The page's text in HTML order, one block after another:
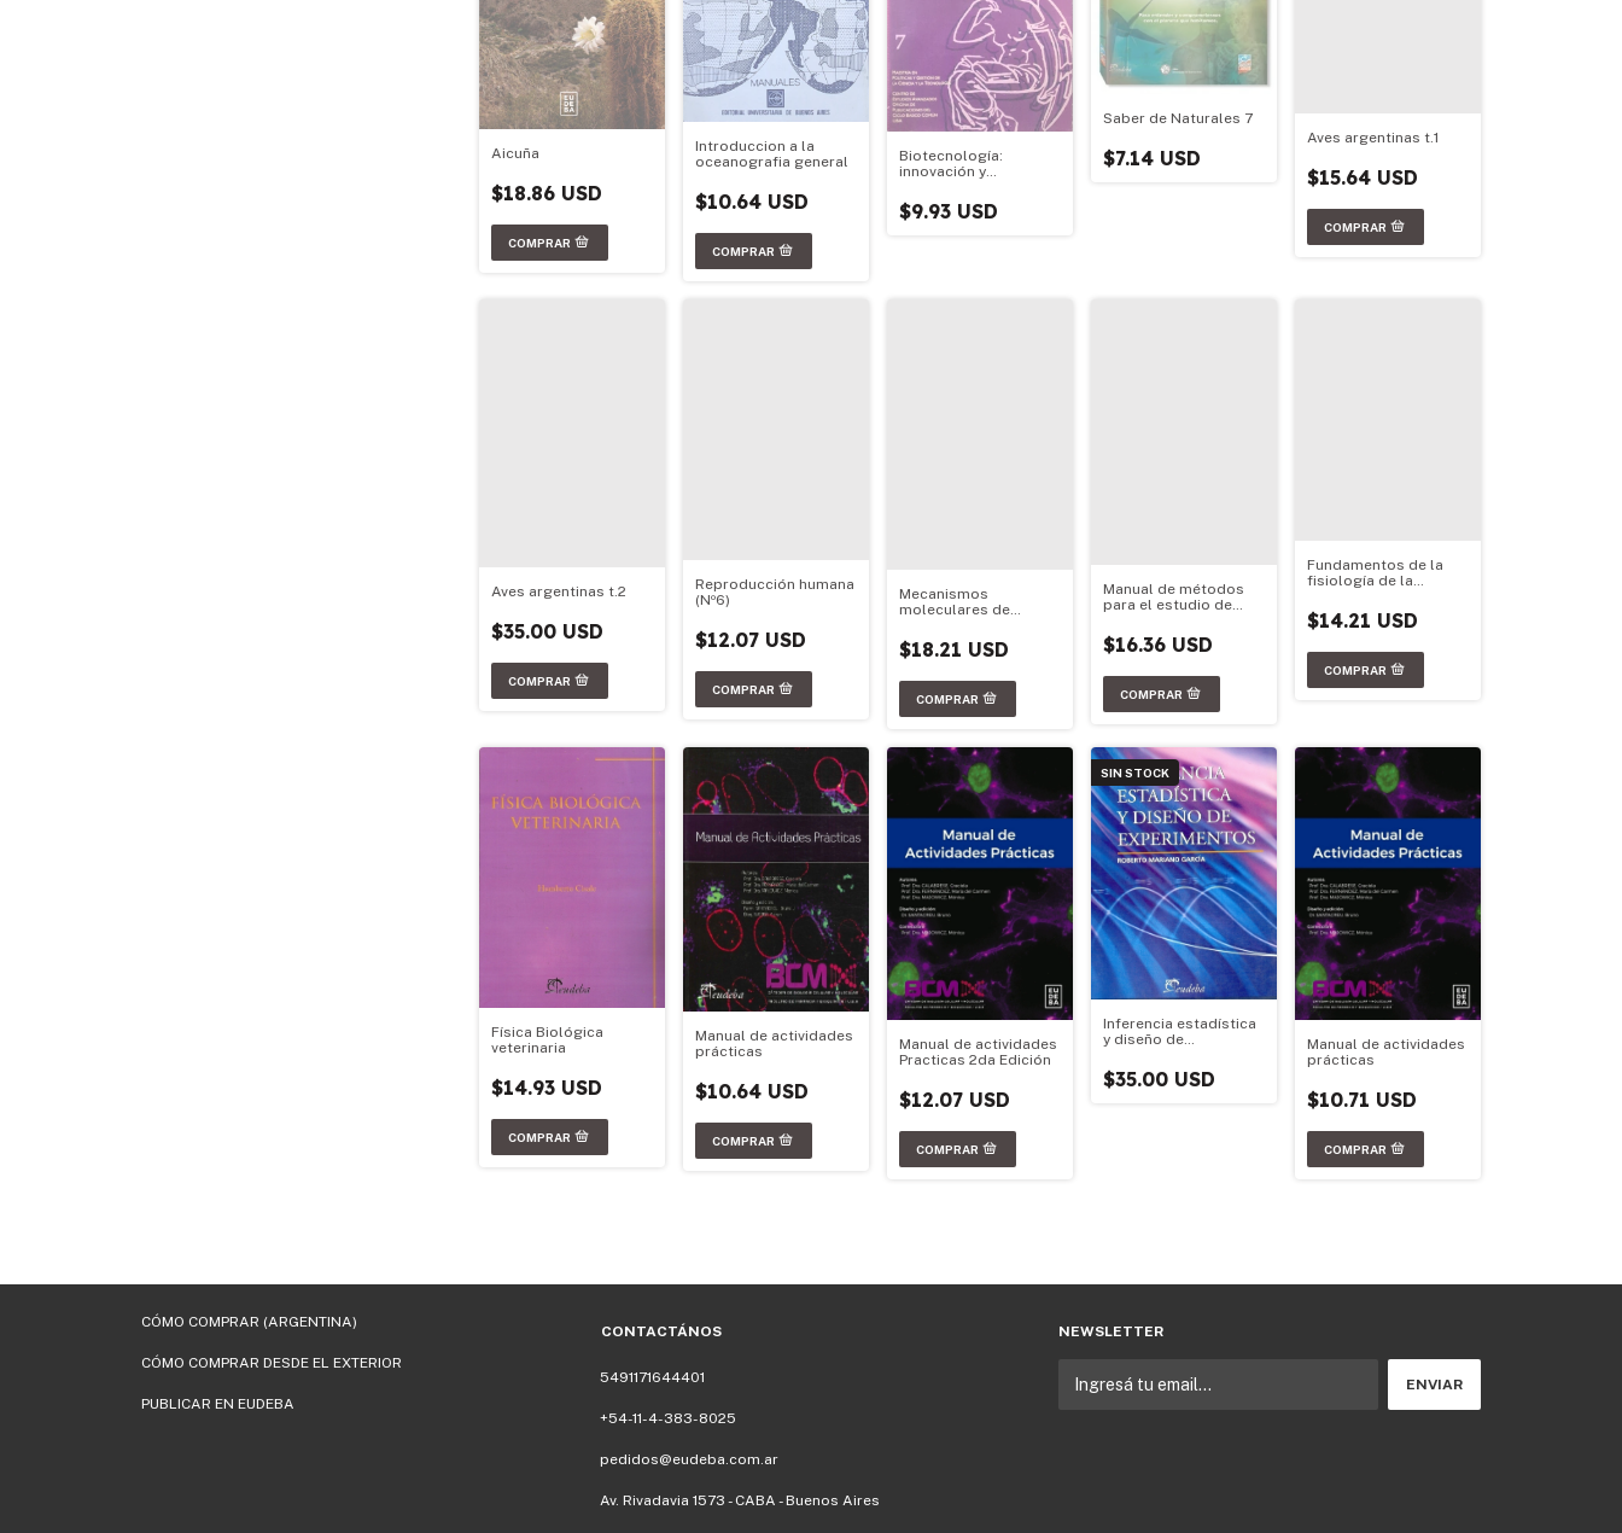
Aicuña
$18.86 USD
Introduccion a la
oceanografia general
$10.64 USD
Biotecnología:
innovación y
América Latina
$9.93 USD
Saber de Naturales 7
$7.14 USD
Aves argentinas t.1
$15.64 USD
Aves argentinas t.2
$35.00 USD
Reproducción humana
(Nº6)
$12.07 USD
Mecanismos
moleculares de
diferenciación del
parásito Giardia
$18.21 USD
Manual de métodos
para el estudio de
planctónicos marinos
$16.36 USD
Fundamentos de la
fisiología de la
de los animales
domésticos
$14.21 USD
Física Biológica
veterinaria
$14.93 USD
Manual de actividades
prácticas
$10.64 USD
Manual de actividades
Practicas 2da Edición
$12.07 USD
SIN STOCK
Inferencia estadística
y diseño de
$35.00 USD
Manual de actividades
prácticas
$10.71 USD
CÓMO COMPRAR (ARGENTINA)
CÓMO COMPRAR DESDE EL EXTERIOR
PUBLICAR EN EUDEBA
CONTACTÁNOS
5491171644401
+54-11-4-383-8025
pedidos@eudeba.com.ar
Av. Rivadavia 1573 - CABA - Buenos Aires
NEWSLETTER